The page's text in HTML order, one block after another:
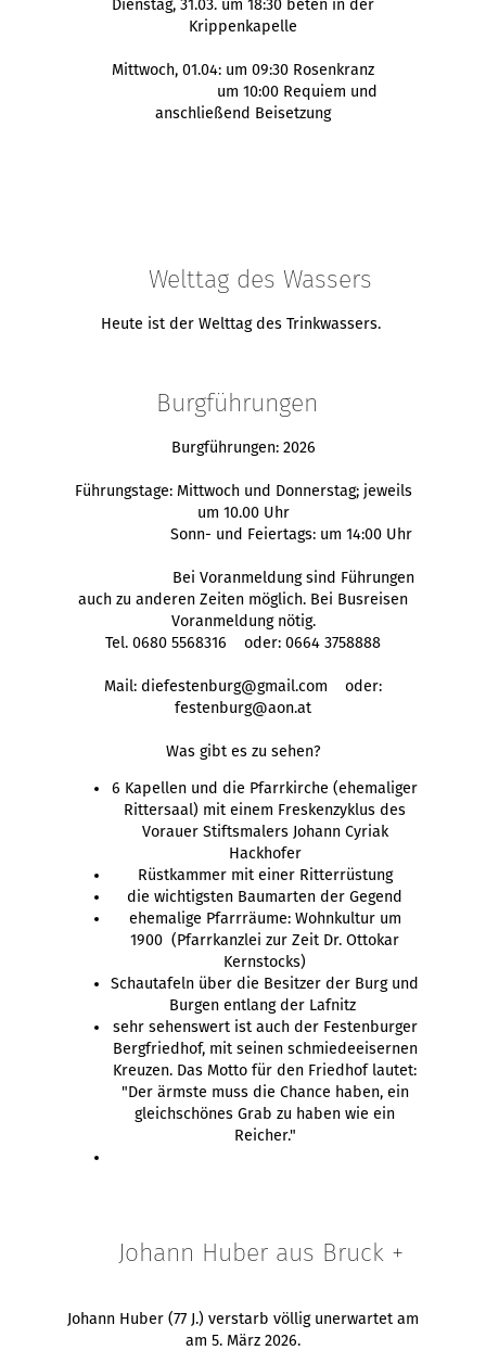
Dienstag, 31.03. um 18:30 beten in der
Krippenkapelle
Mittwoch, 01.04: um 09:30 Rosenkranz
um 10:00 Requiem und
anschließend Beisetzung
Welttag des Wassers
Heute ist der Welttag des Trinkwassers.
Burgführungen
Burgführungen: 2026
Führungstage: Mittwoch und Donnerstag; jeweils
um 10.00 Uhr
Sonn- und Feiertags: um 14:00 Uhr
Bei Voranmeldung sind Führungen
auch zu anderen Zeiten möglich. Bei Busreisen
Voranmeldung nötig.
Tel. 0680 5568316 oder: 0664 3758888
Mail: diefestenburg@gmail.com oder:
festenburg@aon.at
Was gibt es zu sehen?
6 Kapellen und die Pfarrkirche (ehemaliger
Rittersaal) mit einem Freskenzyklus des
Vorauer Stiftsmalers Johann Cyriak
Hackhofer
Rüstkammer mit einer Ritterrüstung
die wichtigsten Baumarten der Gegend
ehemalige Pfarrräume: Wohnkultur um
1900 (Pfarrkanzlei zur Zeit Dr. Ottokar
Kernstocks)
Schautafeln über die Besitzer der Burg und
Burgen entlang der Lafnitz
sehr sehenswert ist auch der Festenburger
Bergfriedhof, mit seinen schmiedeeisernen
Kreuzen. Das Motto für den Friedhof lautet:
"Der ärmste muss die Chance haben, ein
gleichschönes Grab zu haben wie ein
Reicher."
Johann Huber aus Bruck +
Johann Huber (77 J.) verstarb völlig unerwartet am
am 5. März 2026.